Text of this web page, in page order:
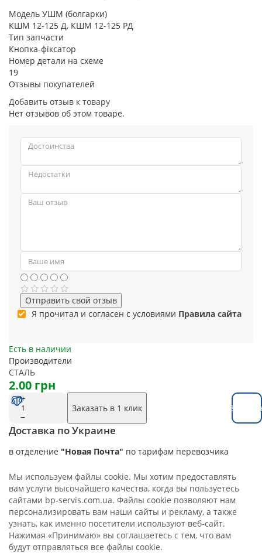
Модель УШМ (болгарки)
КШМ 12-125 Д, КШМ 12-125 РД
Тип запчасти
Кнопка-фіксатор
Номер детали на схеме
19
Отзывы покупателей
Добавить отзыв к товару
Нет отзывов об этом товаре.
Отправить свой отзыв
Я прочитал и согласен с условиями Правила сайта
Есть в наличии
Производители
СТАЛЬ
2.00 грн
Заказать в 1 клик
Доставка по Украине
в отделение "Новая Почта" по тарифам перевозчика
Мы используем файлы cookie. Мы хотим предоставлять
вам услуги высочайшего качества, когда вы пользуетесь
сайтами bp-servis.com.ua. Файлы cookie позволяют нам
персонализировать вам наши сайты и рекламу, а также
узнать, как именно посетители используют веб-сайт.
Нажимая «Принимаю» вы соглашаетесь с тем, что вам
будут отправляться все файлы cookie.